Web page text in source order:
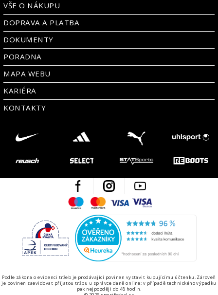
VŠE O NÁKUPU
DOPRAVA A PLATBA
DOKUMENTY
PORADNA
MAPA WEBU
KARIÉRA
KONTAKTY
Facebook Instagram
MaestroMastercard
Visa
Česká kvalita
Podle zákona o evidenci tržeb je prodávající povinen vystavit kupujícímu účtenku. Zároveň
je povinen zaevidovat přijatou tržbu u správce daně online; v případě technického výpadku
pak nejpozději do 48 hodin.